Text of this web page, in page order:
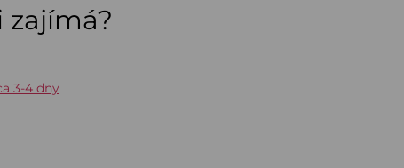
zajímá?
3-4 dny